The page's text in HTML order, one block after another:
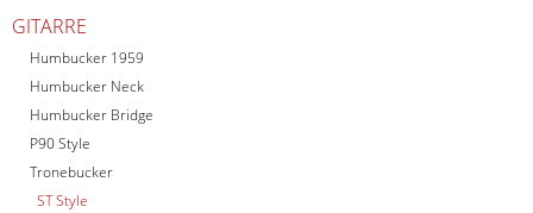
GITARRE
Humbucker 1959
Humbucker Neck
Humbucker Bridge
P90 Style
Tronebucker
ST Style